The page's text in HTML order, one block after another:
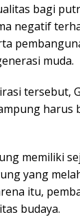
bagi
negatif
muda.
tersebut,
harus
memiliki
yang
itu,
budaya.